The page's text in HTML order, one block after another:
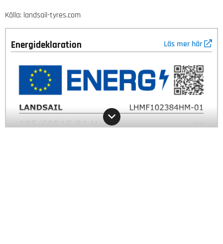
Källa: landsail-tyres.com
Energideklaration Läs mer här